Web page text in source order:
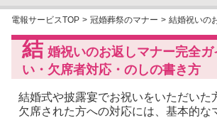
電報サービスTOP > 冠婚葬祭のマナー > 結婚祝いの
結 婚祝いのお返しマナー完全
い・欠席者対応・のしの書き方
結婚式や披露宴でお祝いをいただいた
欠席された方への対応には、基本的な